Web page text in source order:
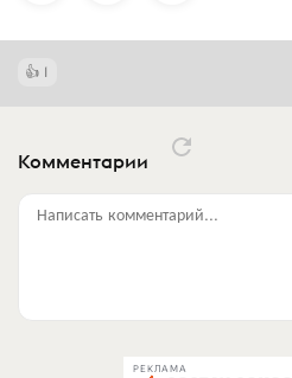
1
Комментарии
Написать комментарий...
РЕКЛАМА